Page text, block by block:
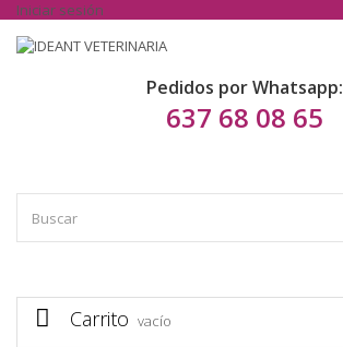
Iniciar sesión
Pedidos por Whatsapp:
637 68 08 65
Carrito vacío